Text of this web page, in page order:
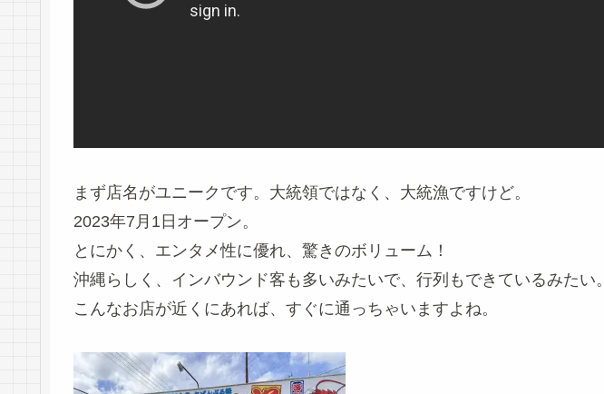
まず店名がユニークです。大統領ではなく、大統漁ですけど。
2023年7月1日オープン。
とにかく、エンタメ性に優れ、驚きのボリューム！
沖縄らしく、インバウンド客も多いみたいで、行列もできているみたい。
こんなお店が近くにあれば、すぐに通っちゃいますよね。